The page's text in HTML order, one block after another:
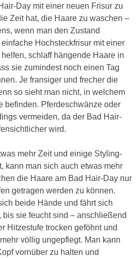
Day mit einer neuen Frisur zu
Zeit hat, die Haare zu waschen –
wenn man den Zustand
Hochsteckfrisur mit einer
schlaff hängende Haare in
sie zumindest noch einen Tag
Je fransiger und frecher die
so sieht man nicht, in welchem
befinden. Pferdeschwänze oder
vermeiden, da der Bad Hair-
wird.
mehr Zeit und einige Styling-
kann man sich auch etwas mehr
die Haare am Bad Hair-Day nur
getragen werden zu können.
beide Hände und fährt sich
bis sie feucht sind – anschließend
Hitzestufe trocken geföhnt und
völlig ungepflegt. Man kann
vornüber zu halten und